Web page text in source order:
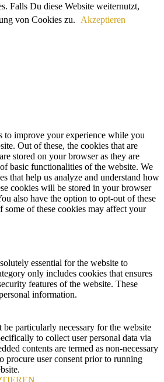
Falls Du diese Website weiternutzt,
von Cookies zu.
Akzeptieren
to improve your experience while you
Out of these, the cookies that are
stored on your browser as they are
basic functionalities of the website. We
that help us analyze and understand how
cookies will be stored in your browser
also have the option to opt-out of these
of these cookies may affect your
essential for the website to
only includes cookies that ensures
features of the website. These
information.
particularly necessary for the website
to collect user personal data via
contents are termed as non-necessary
procure user consent prior to running